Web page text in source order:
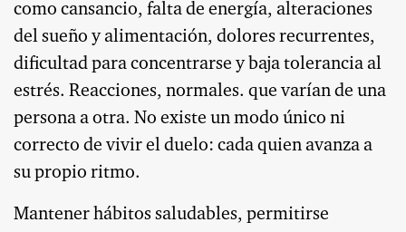
como cansancio, falta de energía, alteraciones
del sueño y alimentación, dolores recurrentes,
dificultad para concentrarse y baja tolerancia al
estrés. Reacciones, normales. que varían de una
persona a otra. No existe un modo único ni
correcto de vivir el duelo: cada quien avanza a
su propio ritmo.
Mantener hábitos saludables, permitirse